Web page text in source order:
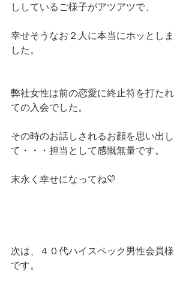
ししているご様子がアツアツで、
幸せそうなお２人に本当にホッとしま
した。
弊社女性は前の恋愛に終止符を打たれ
ての入会でした。
その時のお話しされるお顔を思い出し
て・・・担当として感慨無量です。
末永く幸せになってね💛
次は、４０代ハイスペック男性会員様
です。